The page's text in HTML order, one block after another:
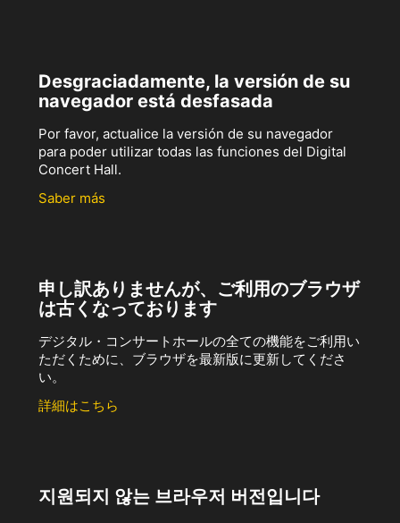
Desgraciadamente, la versión de su
navegador está desfasada
Por favor, actualice la versión de su navegador
para poder utilizar todas las funciones del Digital
Concert Hall.
Saber más
申し訳ありませんが、ご利用のブラウザ
は古くなっております
デジタル・コンサートホールの全ての機能をご利用い
ただくために、ブラウザを最新版に更新してくださ
い。
詳細はこちら
지원되지 않는 브라우저 버전입니다